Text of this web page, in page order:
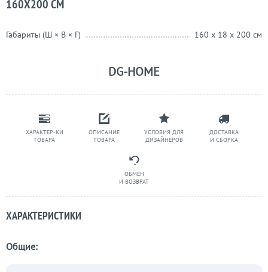
ХАРАКТЕР-КИ
ТОВАРА
ОПИСАНИЕ
ТОВАРА
УСЛОВИЯ ДЛЯ
ДИЗАЙНЕРОВ
ДОСТАВКА
И СБОРКА
ОБМЕН
И ВОЗВРАТ
160Х200 СМ
Габариты (Ш × В × Г) 160 x 18 x 200 см
DG-HOME
ХАРАКТЕРИСТИКИ
Общие: